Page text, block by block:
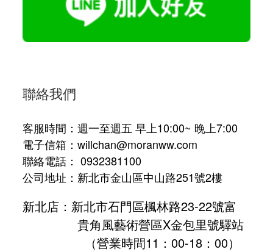
聯絡我們
客服時間：週一至週五 早上10:00~ 晚上7:00
電子信箱：willchan@moranww.com
聯絡電話： 0932381100
公司地址：新北市金山區中山路251號2樓
新北店：新北市石門區楓林路23-22號富
貴角風藝術營區X金包里號驛站
（營業時間11：00-18：00）